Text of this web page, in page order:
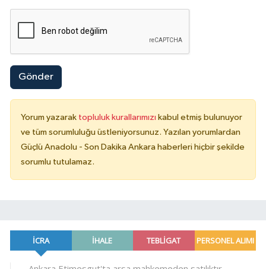
Gönder
Yorum yazarak topluluk kurallarımızı kabul etmiş bulunuyor
ve tüm sorumluluğu üstleniyorsunuz. Yazılan yorumlardan
Güçlü Anadolu - Son Dakika Ankara haberleri hiçbir şekilde
sorumlu tutulamaz.